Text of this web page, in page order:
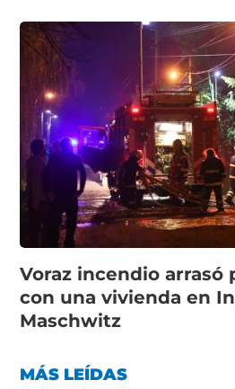
Voraz incendio arrasó
con una vivienda en
Maschwitz
MÁS LEÍDAS